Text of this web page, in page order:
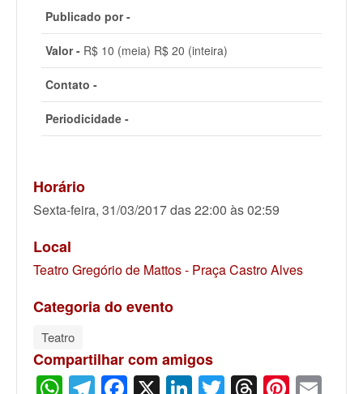
Publicado por -
Valor - R$ 10 (meia) R$ 20 (inteira)
Contato -
Periodicidade -
Horário
Sexta-feira, 31/03/2017 das 22:00 às 02:59
Local
Teatro Gregório de Mattos - Praça Castro Alves
Categoria do evento
Teatro
Compartilhar com amigos